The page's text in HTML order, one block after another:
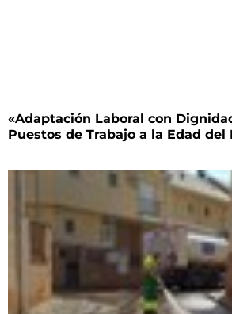
«Adaptación Laboral con
Puestos de Trabajo a la Edad del